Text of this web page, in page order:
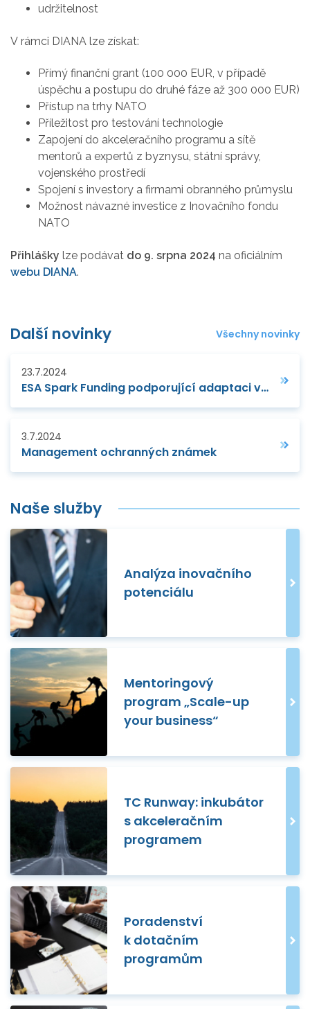
udržitelnost
V rámci DIANA lze získat:
Přímý finanční grant (100 000 EUR, v případě
úspěchu a postupu do druhé fáze až 300 000 EUR)
Přístup na trhy NATO
Příležitost pro testování technologie
Zapojení do akceleračního programu a sítě
mentorů a expertů z byznysu, státní správy,
vojenského prostředí
Spojení s investory a firmami obranného průmyslu
Možnost návazné investice z Inovačního fondu
NATO
Přihlášky lze podávat do 9. srpna 2024 na oficiálním
webu DIANA.
Další novinky Všechny novinky
23.7.2024
ESA Spark Funding podporující adaptaci vesmírných technologií je otevřen do 5. září
3.7.2024
Management ochranných známek
Naše služby
Analýza inovačního
potenciálu
Mentoringový
program „Scale-up
your business“
TC Runway: inkubátor
s akceleračním
programem
Poradenství
k dotačním
programům